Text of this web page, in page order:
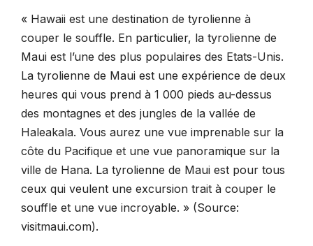
« Hawaii est une destination de tyrolienne à
couper le souffle. En particulier, la tyrolienne de
Maui est l’une des plus populaires des Etats-Unis.
La tyrolienne de Maui est une expérience de deux
heures qui vous prend à 1 000 pieds au-dessus
des montagnes et des jungles de la vallée de
Haleakala. Vous aurez une vue imprenable sur la
côte du Pacifique et une vue panoramique sur la
ville de Hana. La tyrolienne de Maui est pour tous
ceux qui veulent une excursion trait à couper le
souffle et une vue incroyable. » (Source:
visitmaui.com).